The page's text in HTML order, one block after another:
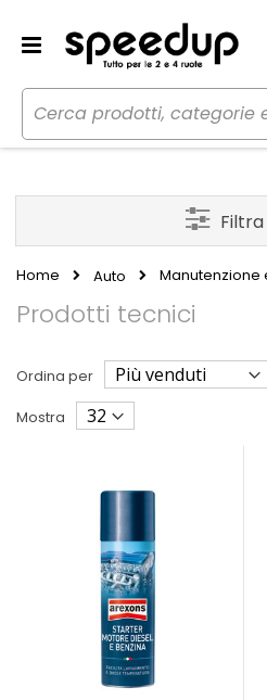
Home Auto Manutenzione
Prodotti tecnici
Ordina per
Mostra